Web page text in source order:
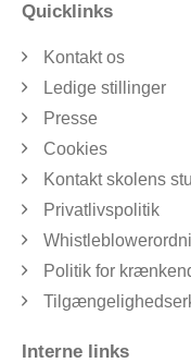
Quicklinks
Kontakt os
Ledige stillinger
Presse
Cookies
Kontakt skolens
Privatlivspolitik
Politik for
Interne links